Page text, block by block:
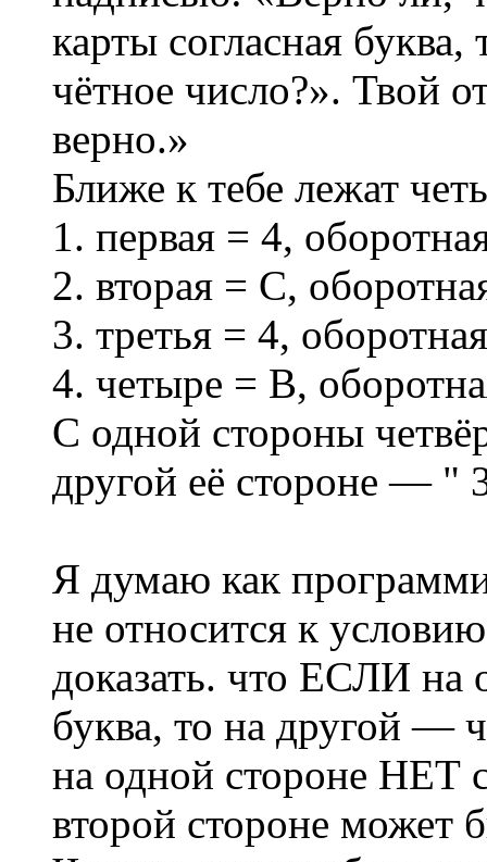
карты согласная
чётное число?». Твой
верно.»
Ближе к тебе лежат
1. первая = 4,
2. вторая = C,
3. третья = 4,
4. четыре = B,
С одной стороны
другой её стороне — "
Я думаю как
не относится к
доказать. что ЕСЛИ на
буква, то на другой —
на одной стороне НЕТ
второй стороне может